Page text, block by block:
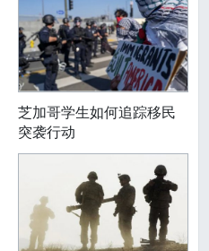
芝加哥学生如何追踪移民
突袭行动